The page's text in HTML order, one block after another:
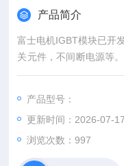
产品简介
富士电机IGBT模块已开
关元件，不间断电源等
SFET的高速开关性能
产品型号：
更新时间：2026-07-17
浏览次数：997